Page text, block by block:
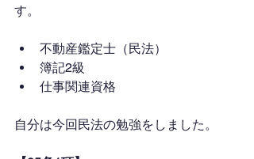
す。
不動産鑑定士（民法）
簿記2級
仕事関連資格
自分は今回民法の勉強をしました。